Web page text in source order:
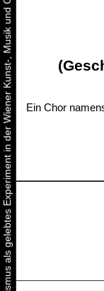
Urbaner Aktivismus als gelebtes Experiment in der Wiener Kunst-, Musik und Clubszene Ein Chor